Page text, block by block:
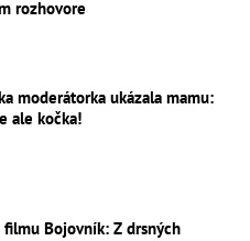
rozhovore
moderátorka ukázala mamu:
ale kočka!
Bojovník: Z drsných